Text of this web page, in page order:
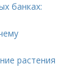
банках:
растения